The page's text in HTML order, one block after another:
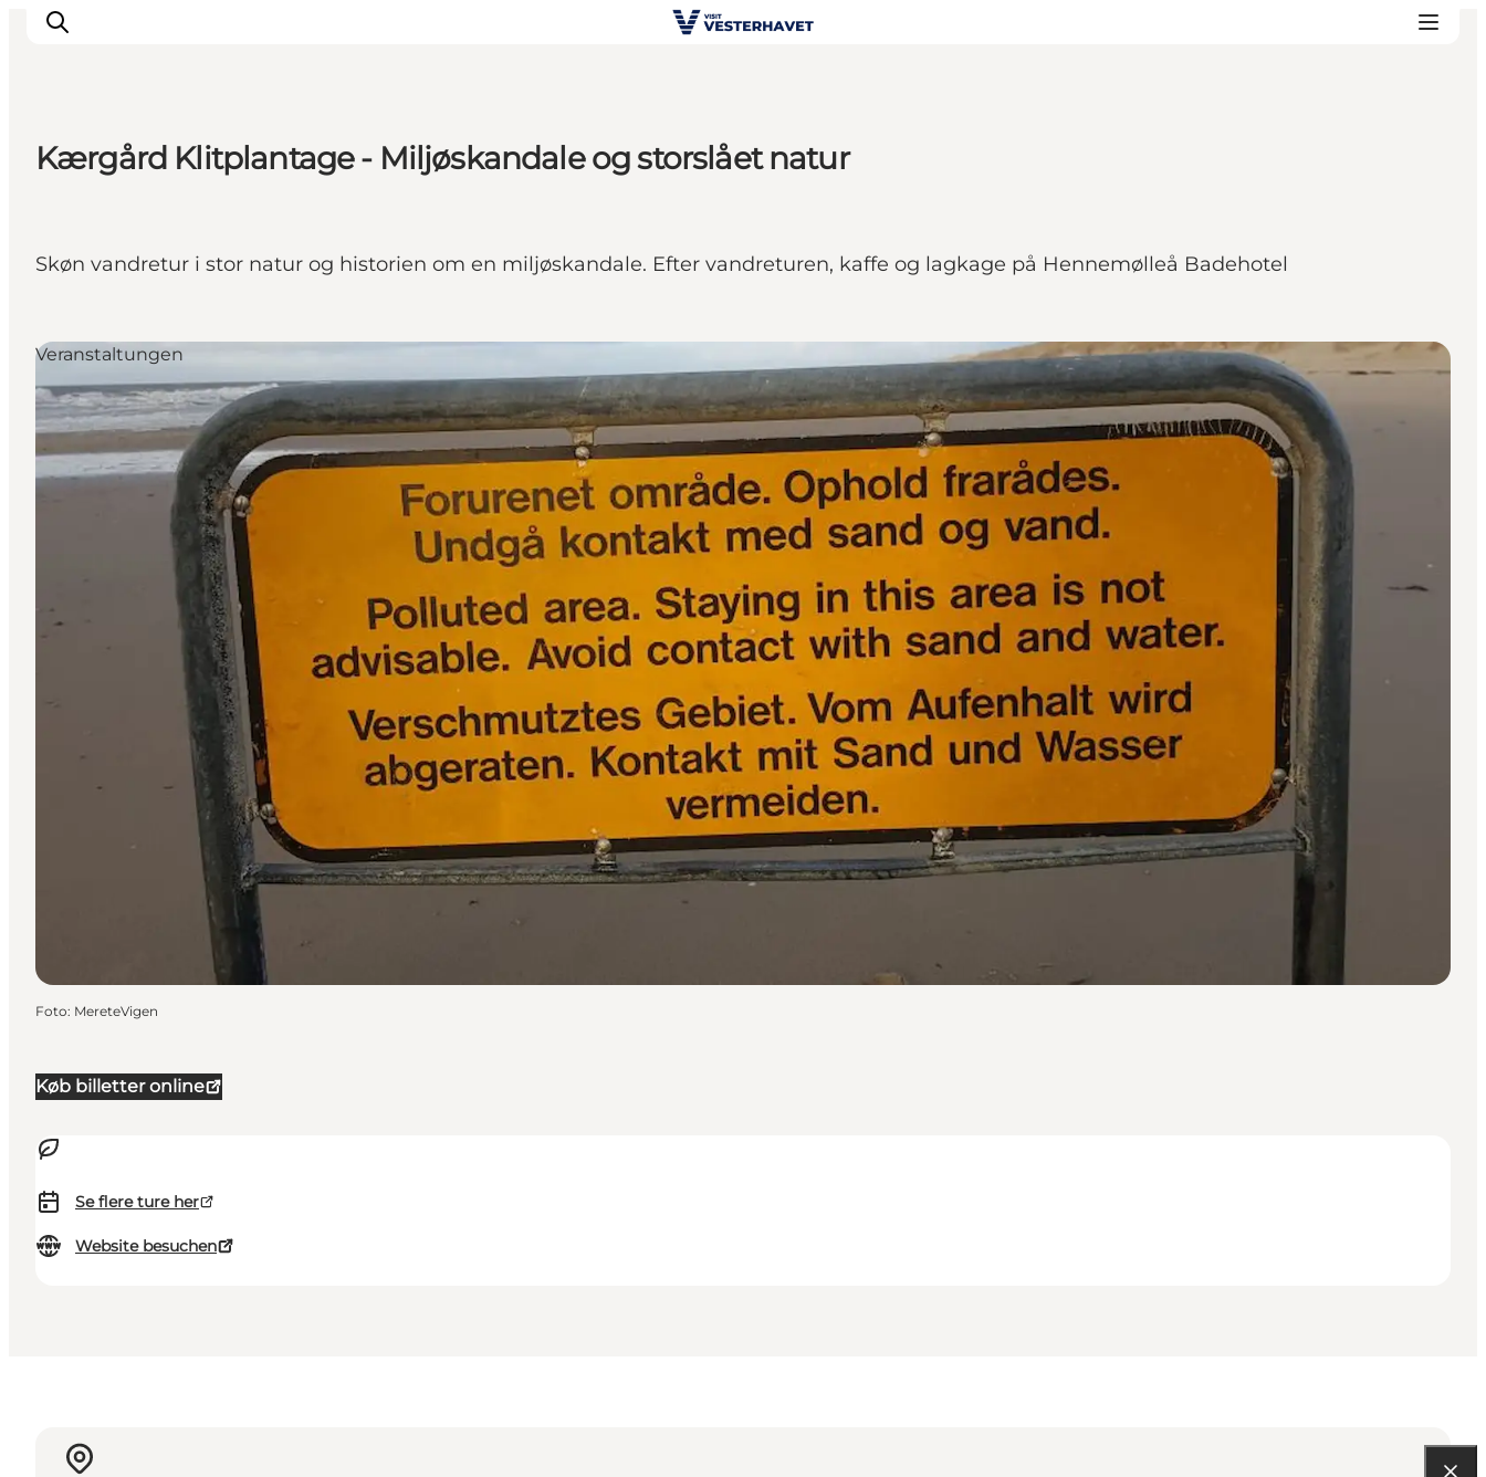
Unsere Städte
Essen & Übernachtung
Plane deine Reise
Kærgård Klitplantage - Miljøskandale og storslået natur
Skøn vandretur i stor natur og historien om en miljøskandale. Efter vandreturen, kaffe og lagkage på Hennemølleå Badehotel
Køb billetter online
Se flere ture her
Website besuchen
Veranstaltungen
Foto: MereteVigen